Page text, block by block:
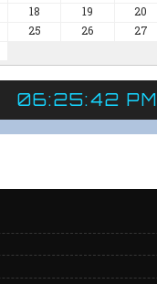
18 19 20
25 26 27
06:25:42 PM